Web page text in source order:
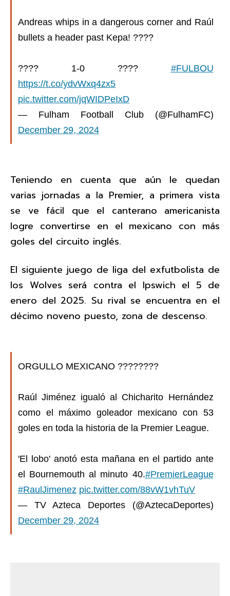
Andreas whips in a dangerous corner and Raúl
bullets a header past Kepa! ????
???? 1-0 ???? #FULBOU
https://t.co/ydvWxq4zx5
pic.twitter.com/jqWIDPeIxD
— Fulham Football Club (@FulhamFC)
December 29, 2024
Teniendo en cuenta que aún le quedan
varias jornadas a la Premier, a primera vista
se ve fácil que el canterano americanista
logre convertirse en el mexicano con más
goles del circuito inglés.
El siguiente juego de liga del exfutbolista de
los Wolves será contra el Ipswich el 5 de
enero del 2025. Su rival se encuentra en el
décimo noveno puesto, zona de descenso.
ORGULLO MEXICANO ????????
Raúl Jiménez igualó al Chicharito Hernández
como el máximo goleador mexicano con 53
goles en toda la historia de la Premier League.
'El lobo' anotó esta mañana en el partido ante
el Bournemouth al minuto 40.#PremierLeague
#RaulJimenez pic.twitter.com/88vW1vhTuV
— TV Azteca Deportes (@AztecaDeportes)
December 29, 2024